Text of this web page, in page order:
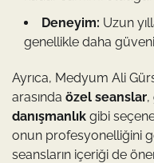
Deneyim: Uzun
genellikle daha
Ayrıca, Medyum Ali
arasında özel seanslar,
danışmanlık gibi
onun profesyonelliğini
seansların içeriği de